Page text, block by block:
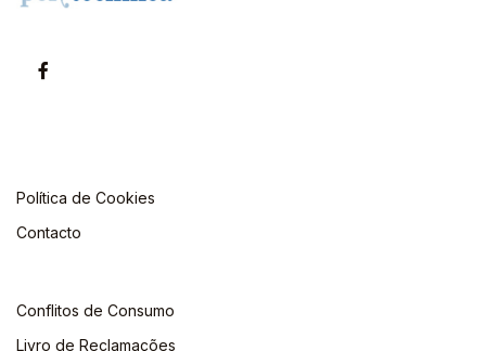
Política de Cookies
Contacto
Conflitos de Consumo
Livro de Reclamações